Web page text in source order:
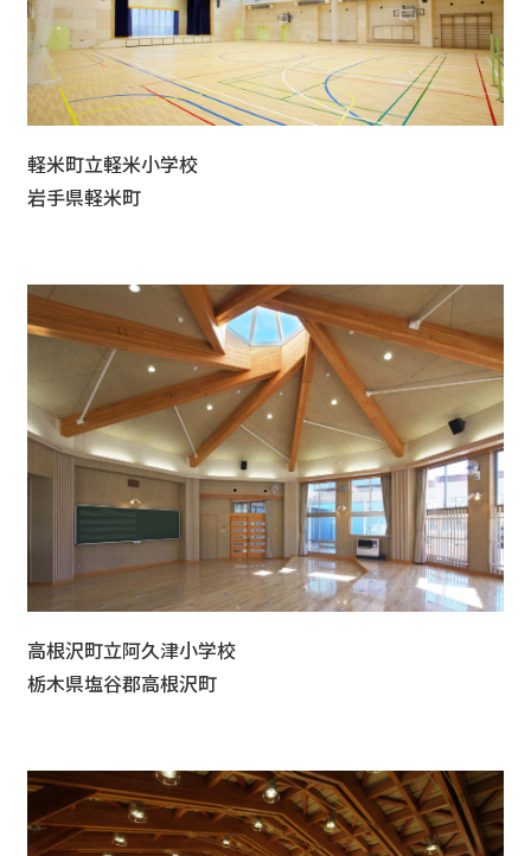
軽米町立軽米小学校
岩手県軽米町
高根沢町立阿久津小学校
栃木県塩谷郡高根沢町